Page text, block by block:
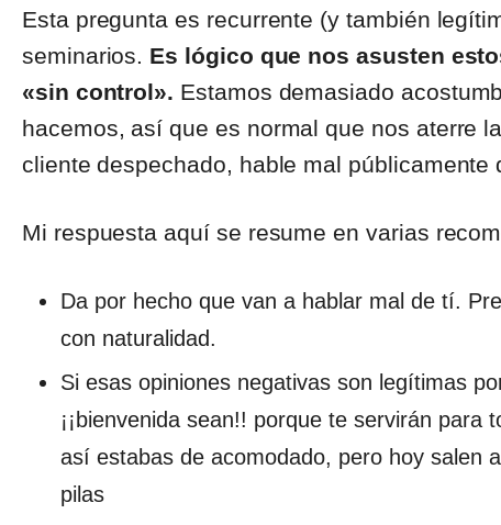
Esta pregunta es recurrente (y también
seminarios. Es lógico que nos asusten
«sin control». Estamos demasiado
hacemos, así que es normal que nos aterre
cliente despechado, hable mal públicamente
Mi respuesta aquí se resume en varias
Da por hecho que van a hablar mal de tí.
con naturalidad.
Si esas opiniones negativas son legítimas
¡¡bienvenida sean!! porque te servirán
así estabas de acomodado, pero hoy salen
pilas